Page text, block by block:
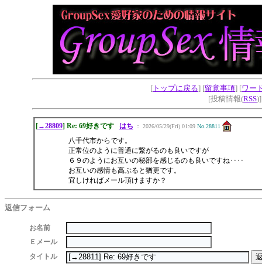
[ トップに戻る] [留意事項] [ワー
[投稿情報(RSS
[→28809] Re: 69好きです はち ： 2026/05/29(Fri) 01:09 No.28811
八千代市からです。
正常位のように普通に繋がるのも良いですが
６９のようにお互いの秘部を感じるのも良いですね‥‥
お互いの感情も高ぶると猶更です。
宜しければメール頂けますか？
返信フォーム
お名前
Ｅメール
タイトル